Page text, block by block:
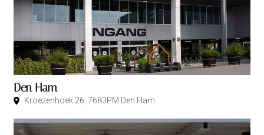
Den Ham
Kroezenhoek 26, 7683PM Den Ham